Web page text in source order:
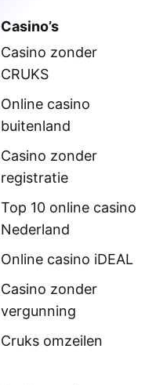
Casino’s
Casino zonder
CRUKS
Online casino
buitenland
Casino zonder
registratie
Top 10 online casino
Nederland
Online casino iDEAL
Casino zonder
vergunning
Cruks omzeilen